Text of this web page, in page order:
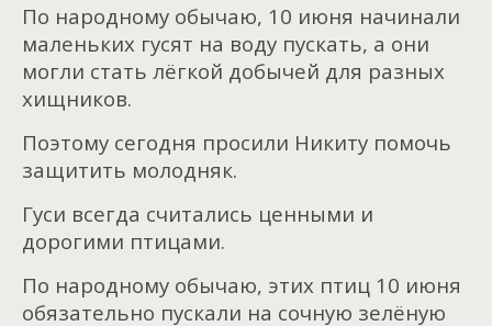
По народному обычаю, 10 июня начинали
маленьких гусят на воду пускать, а они
могли стать лёгкой добычей для разных
хищников.
Поэтому сегодня просили Никиту помочь
защитить молодняк.
Гуси всегда считались ценными и
дорогими птицами.
По народному обычаю, этих птиц 10 июня
обязательно пускали на сочную зелёную